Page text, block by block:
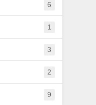
6
1
3
2
9